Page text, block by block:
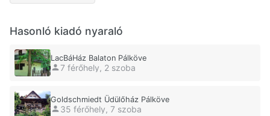
Hasonló kiadó nyaraló
LacBáHáz Balaton Pálköve
7 férőhely, 2 szoba
Goldschmiedt Üdülőház Pálköve
35 férőhely, 7 szoba